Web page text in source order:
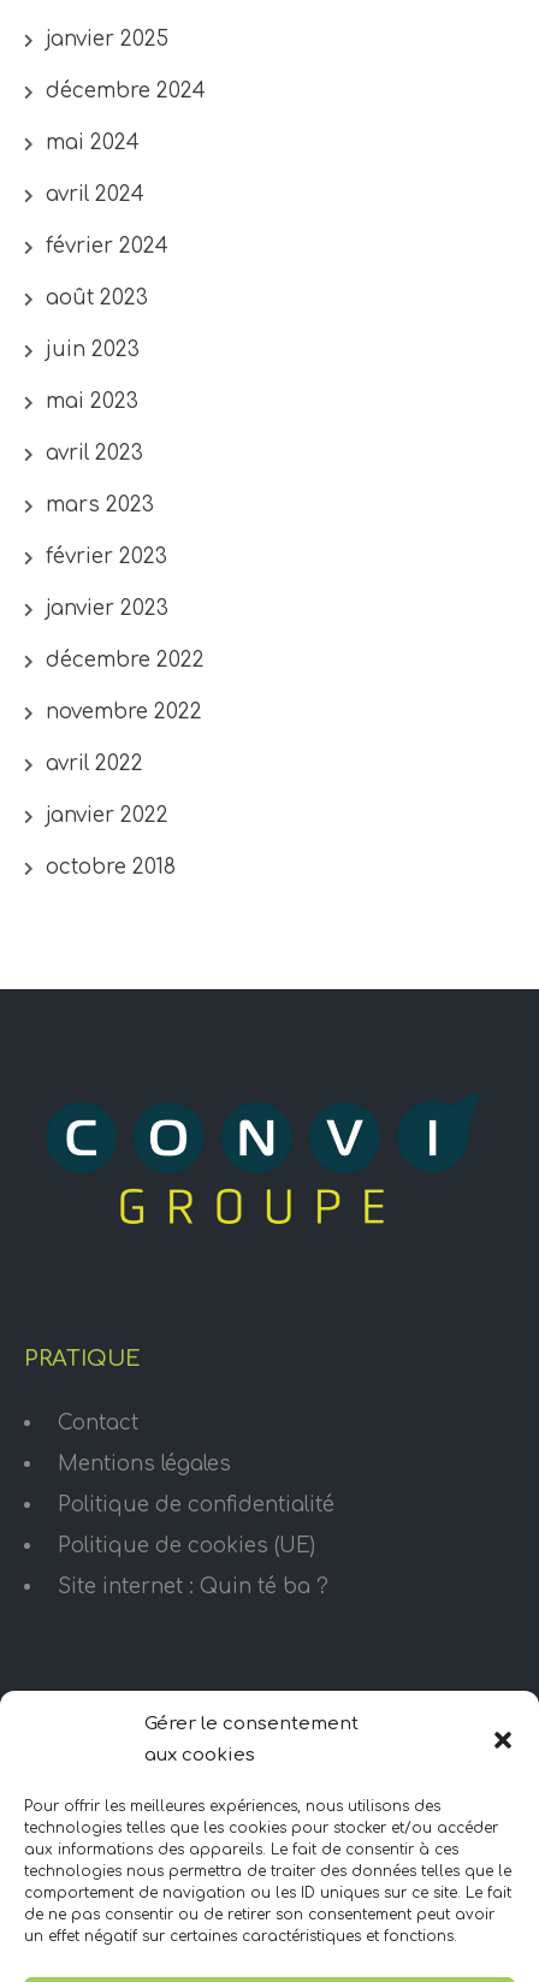
Gérer le consentement
aux cookies
Pour offrir les meilleures expériences, nous utilisons des
technologies telles que les cookies pour stocker et/ou accéder
aux informations des appareils. Le fait de consentir à ces
technologies nous permettra de traiter des données telles que le
comportement de navigation ou les ID uniques sur ce site. Le fait
de ne pas consentir ou de retirer son consentement peut avoir
un effet négatif sur certaines caractéristiques et fonctions.
janvier 2025
décembre 2024
mai 2024
avril 2024
février 2024
août 2023
juin 2023
mai 2023
avril 2023
mars 2023
février 2023
janvier 2023
décembre 2022
novembre 2022
avril 2022
janvier 2022
octobre 2018
PRATIQUE
Contact
Mentions légales
Politique de confidentialité
Politique de cookies (UE)
Site internet : Quin té ba ?
Lundi – Vendredi
10H – minuit
Samedi
10H – 20H
Dimanche
FERMÉ